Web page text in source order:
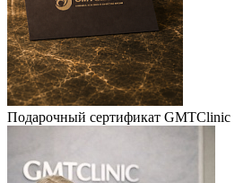
Подарочный сертификат GMTClinic